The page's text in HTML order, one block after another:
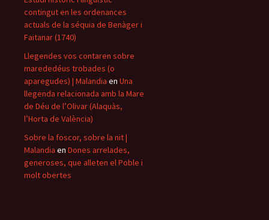
contingut en les ordenances
actuals de la séquia de Benàger i
Faitanar (1740)
Llegendes vos contaren sobre
marededéus trobades (o
aparegudes) | Malandia en Una
llegenda relacionada amb la Mare
de Déu de l’Olivar (Alaquàs,
l’Horta de València)
Sobre la foscor, sobre la nit |
Malandia en Dones arrelades,
generoses, que alleten el Poble i
molt obertes